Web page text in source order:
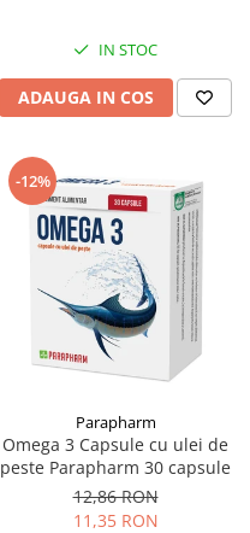
IN STOC
ADAUGA IN COS
-12%
Parapharm
Omega 3 Capsule cu ulei de
peste Parapharm 30 capsule
12,86 RON
11,35 RON